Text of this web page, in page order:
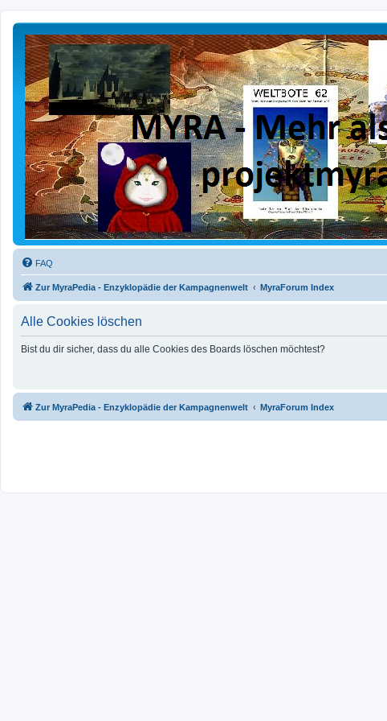
FAQ
Zur MyraPedia - Enzyklopädie der Kampagnenwelt MyraForum Index
Alle Cookies löschen
Bist du dir sicher, dass du alle Cookies des Boards löschen möchtest?
Zur MyraPedia - Enzyklopädie der Kampagnenwelt MyraForum Index